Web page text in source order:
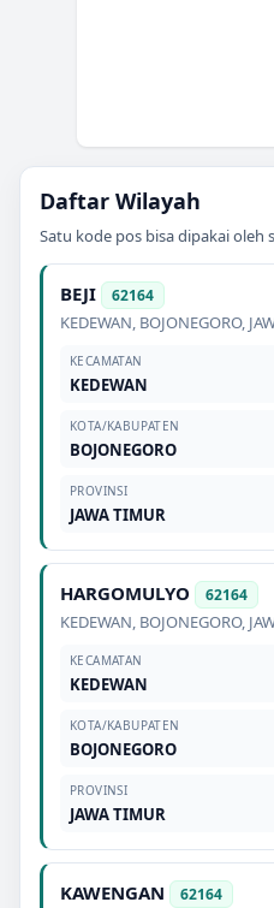
Daftar Wilayah
Satu kode pos bisa dipakai
BEJI 62164
KEDEWAN, BOJONEGORO,
KECAMATAN
KEDEWAN
KOTA/KABUPATEN
BOJONEGORO
PROVINSI
JAWA TIMUR
HARGOMULYO 62164
KEDEWAN, BOJONEGORO,
KECAMATAN
KEDEWAN
KOTA/KABUPATEN
BOJONEGORO
PROVINSI
JAWA TIMUR
KAWENGAN 62164